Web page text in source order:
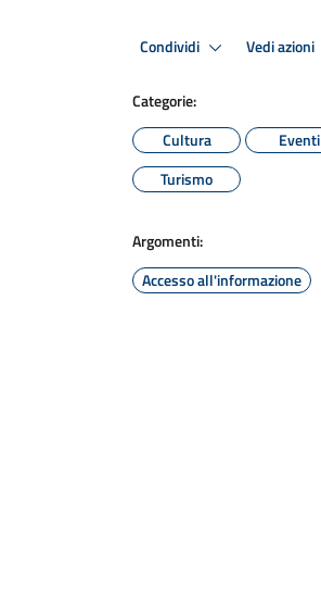
Condividi Vedi azioni
Categorie:
Cultura
Eventi
Turismo
Argomenti:
Accesso all'informazione